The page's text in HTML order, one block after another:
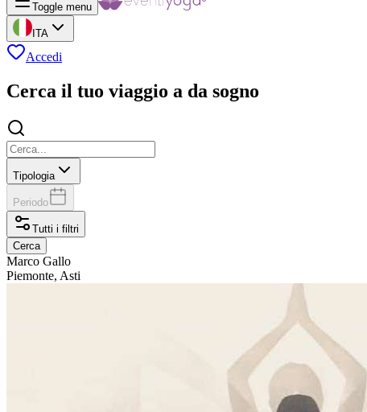
Toggle menu
ITA
Accedi
Cerca il tuo viaggio a da sogno
Tipologia
Periodo
Tutti i filtri
Cerca
Marco Gallo
Piemonte, Asti